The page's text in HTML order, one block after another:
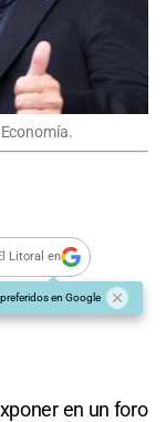
Litoral en
en Google
en un foro